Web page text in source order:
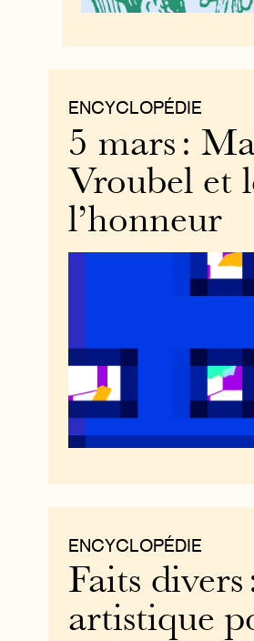
ENCYCLOPÉDIE
5 mars :
Vroubel et
l’honneur
ENCYCLOPÉDIE
Faits divers
artistique